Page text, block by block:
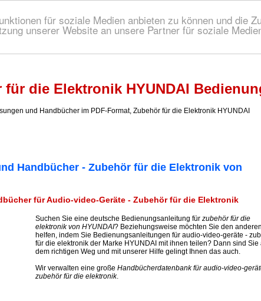
für soziale Medien anbieten zu können und die
unserer Website an unsere Partner für soziale
für die Elektronik HYUNDAI
und Handbücher im PDF-Format, Zubehör für die Elektronik HYUNDAI
Handbücher - Zubehör für die Elektronik von
für Audio-video-Geräte - Zubehör für die Elektronik
Suchen Sie eine deutsche Bedienungsanleitung für zubehör für die
elektronik von HYUNDAI? Beziehungsweise möchten Sie den anderen
helfen, indem Sie Bedienungsanleitungen für audio-video-geräte -
für die elektronik der Marke HYUNDAI mit ihnen teilen? Dann sind Sie
dem richtigen Weg und mit unserer Hilfe gelingt Ihnen das auch.
Wir verwalten eine große Handbücherdatenbank für audio-video-
zubehör für die elektronik.